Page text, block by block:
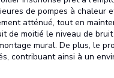
de pompes à chaleur
atténué, tout en
de moitié le niveau de
mural. De plus, le
contribuant ainsi à un